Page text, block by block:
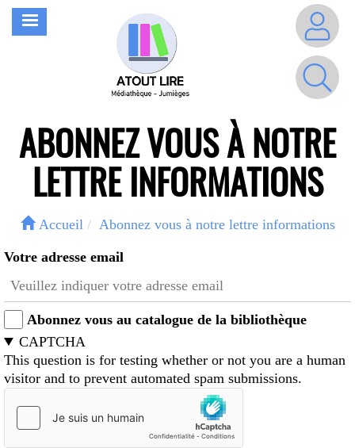
Aller
ABONNEZ VOUS À NOTRE
LETTRE INFORMATIONS
Accueil Abonnez vous à notre lettre informations
Votre adresse email
Abonnez vous au catalogue de la bibliothèque
CAPTCHA
This question is for testing whether or not you are a human
visitor and to prevent automated spam submissions.